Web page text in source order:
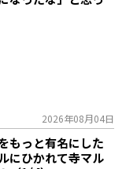
2026年08月04日
もっと有名にした
にひかれて寺マル